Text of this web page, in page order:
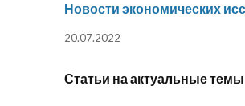
Новости экономических
20.07.2022
Статьи на актуальные темы